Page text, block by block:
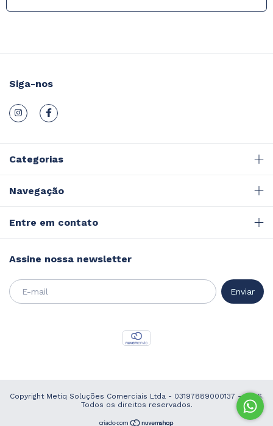
Siga-nos
Categorias
Navegação
Entre em contato
Assine nossa newsletter
Copyright Metiq Soluções Comerciais Ltda - 03197889000137 - 2026.
Todos os direitos reservados.